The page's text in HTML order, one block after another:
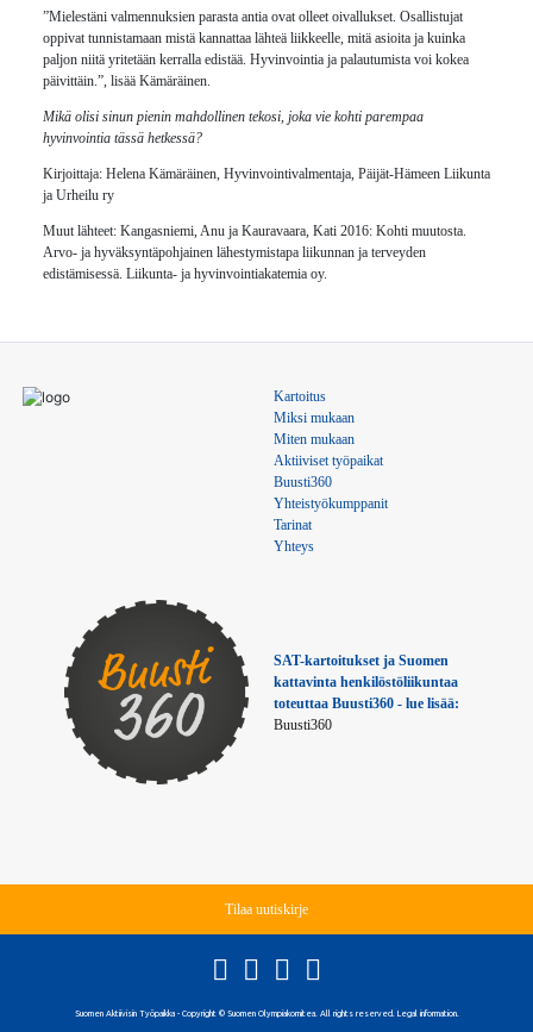
”Mielestäni valmennuksien parasta antia ovat olleet oivallukset. Osallistujat
oppivat tunnistamaan mistä kannattaa lähteä liikkeelle, mitä asioita ja kuinka
paljon niitä yritetään kerralla edistää. Hyvinvointia ja palautumista voi kokea
päivittäin.”, lisää Kämäräinen.
Mikä olisi sinun pienin mahdollinen tekosi, joka vie kohti parempaa
hyvinvointia tässä hetkessä?
Kirjoittaja: Helena Kämäräinen, Hyvinvointivalmentaja, Päijät-Hämeen Liikunta
ja Urheilu ry
Muut lähteet: Kangasniemi, Anu ja Kauravaara, Kati 2016: Kohti muutosta.
Arvo- ja hyväksyntäpohjainen lähestymistapa liikunnan ja terveyden
edistämisessä. Liikunta- ja hyvinvointiakatemia oy.
Kartoitus
Miksi mukaan
Miten mukaan
Aktiiviset työpaikat
Buusti360
Yhteistyökumppanit
Tarinat
Yhteys
SAT-kartoitukset ja Suomen
kattavinta henkilöstöliikuntaa
toteuttaa Buusti360 - lue lisää:
Buusti360
Tilaa uutiskirje
Suomen Aktiivisin Työpaikka - Copyright © Suomen Olympiakomitea. All rights reserved. Legal information.